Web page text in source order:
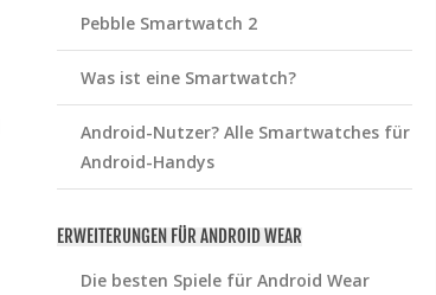
Pebble Smartwatch 2
Was ist eine Smartwatch?
Android-Nutzer? Alle Smartwatches für
Android-Handys
ERWEITERUNGEN FÜR ANDROID WEAR
Die besten Spiele für Android Wear